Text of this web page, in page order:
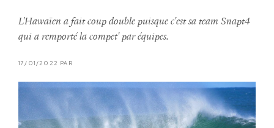
L'Hawaïen a fait coup double puisque c'est sa team Snapt4
qui a remporté la compet' par équipes.
17/01/2022 PAR